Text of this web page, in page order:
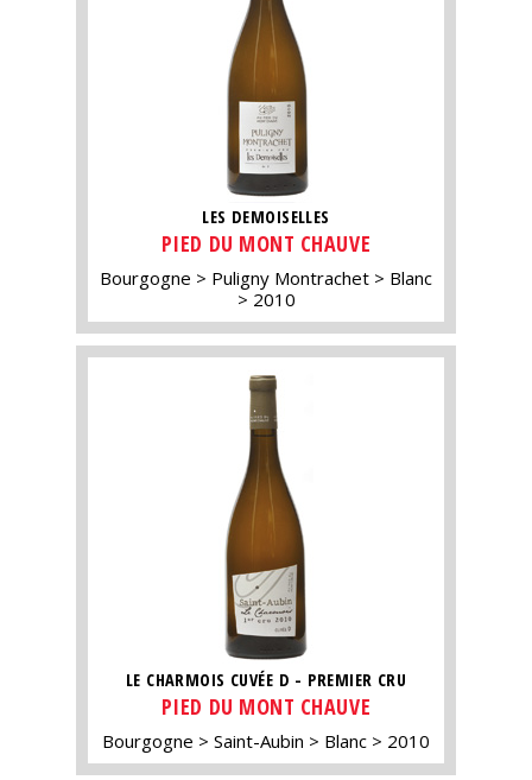
LES DEMOISELLES
PIED DU MONT CHAUVE
Bourgogne Puligny Montrachet
Blanc
2010
LE CHARMOIS CUVÉE D - PREMIER CRU
PIED DU MONT CHAUVE
Bourgogne Saint-Aubin Blanc 2010